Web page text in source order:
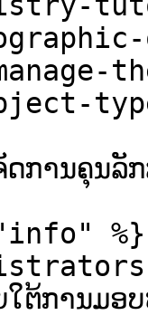
ານຄຸນລັ
%}
ການມອ